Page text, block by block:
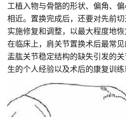
工植入物与骨骼的形状、偏角、
相近。置换完成后，还要对先前
实施修复和调整，以最大程度地恢
在临床上，肩关节置换术后最常
盂肱关节稳定结构的缺失引发的
生的个人经验以及术后的康复训练